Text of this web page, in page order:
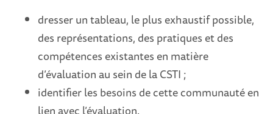
dresser un tableau, le plus exhaustif possible,
des représentations, des pratiques et des
compétences existantes en matière
d’évaluation au sein de la CSTI ;
identifier les besoins de cette communauté en